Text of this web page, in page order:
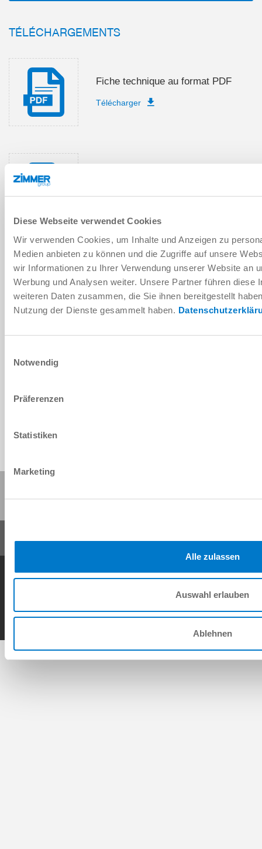
Diese Webseite verwendet Cookies
Wir verwenden Cookies, um Inhalte und Anzeigen zu
Medien anbieten zu können und die Zugriffe auf unsere
wir Informationen zu Ihrer Verwendung unserer Website an
Werbung und Analysen weiter. Unsere Partner führen diese
weiteren Daten zusammen, die Sie ihnen bereitgestellt
Nutzung der Dienste gesammelt haben.
Notwendig
Präferenzen
Statistiken
Marketing
Alle zulassen
Auswahl erlauben
Ablehnen
TÉLÉCHARGEMENTS
Fiche technique au format PDF
Télécharger
Télécharger
Instructions de montage et de
service
Télécharger
Contact
Copyright © ZIMMER GROUP 2026